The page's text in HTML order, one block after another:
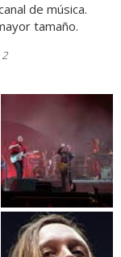
de música.
tamaño.